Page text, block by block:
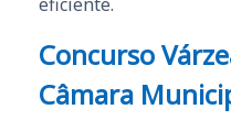
Concurso
Câmara